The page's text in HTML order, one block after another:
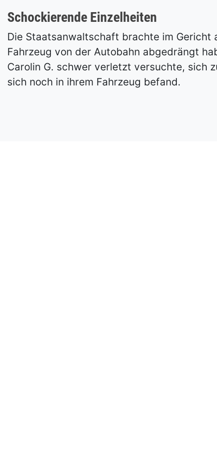
Schockierende Einzelheiten
Die Staatsanwaltschaft brachte im Gericht
Fahrzeug von der Autobahn abgedrängt
Carolin G. schwer verletzt versuchte, sich
sich noch in ihrem Fahrzeug befand.